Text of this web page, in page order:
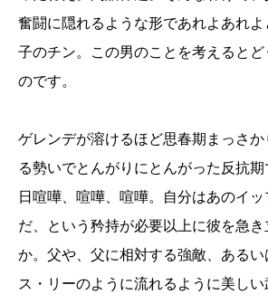
奮闘に隠れるような形であれよあれ
子のチン。この男のことを考えると
のです。
ゲレンデが溶けるほど思春期まっさか
る勢いでとんがりにとんがった反抗
日喧嘩、喧嘩、喧嘩。自分はあのイ
だ、という矜持が必要以上に彼を急
か。父や、父に相対する強敵、ある
ス・リーのように流れるように美し